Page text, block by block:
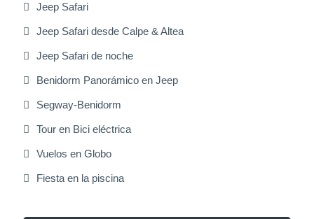
Jeep Safari
Jeep Safari desde Calpe & Altea
Jeep Safari de noche
Benidorm Panorámico en Jeep
Segway-Benidorm
Tour en Bici eléctrica
Vuelos en Globo
Fiesta en la piscina